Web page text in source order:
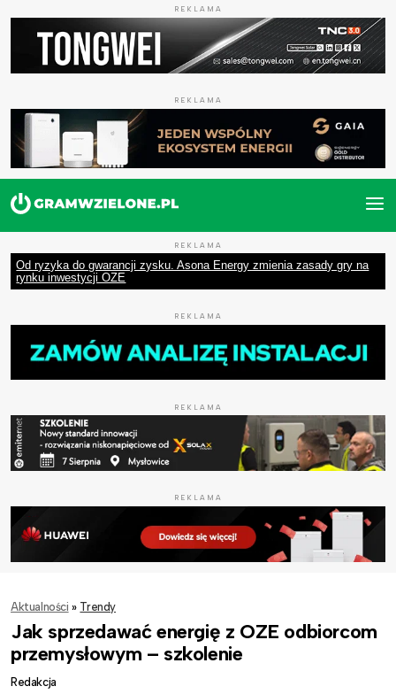
REKLAMA
REKLAMA
REKLAMA
Od ryzyka do gwarancji zysku. Asona Energy zmienia zasady gry na
rynku inwestycji OZE
REKLAMA
REKLAMA
REKLAMA
Aktualności » Trendy
Jak sprzedawać energię z OZE odbiorcom
przemysłowym – szkolenie
Redakcja